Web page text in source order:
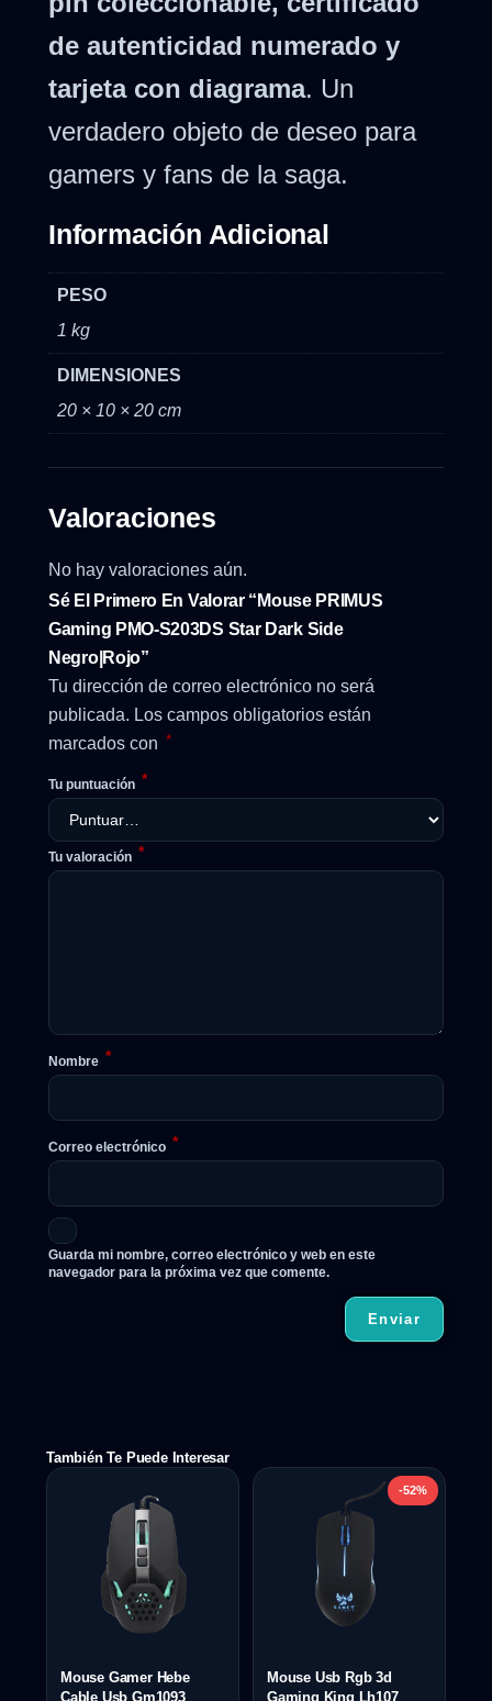
de autenticidad numerado y
tarjeta con diagrama. Un
verdadero objeto de deseo para
gamers y fans de la saga.
Información Adicional
PESO
1 kg
DIMENSIONES
20 × 10 × 20 cm
Valoraciones
No hay valoraciones aún.
Sé El Primero En Valorar “Mouse PRIMUS
Gaming PMO-S203DS Star Dark Side
Negro|Rojo”
Tu dirección de correo electrónico no será
publicada. Los campos obligatorios están
marcados con *
Tu puntuación *
Tu valoración *
Nombre *
Correo electrónico *
Guarda mi nombre, correo electrónico y web en este
navegador para la próxima vez que comente.
También Te Puede Interesar
Mouse Gamer Hebe
Cable Usb Gm1093
-52%
Mouse Usb Rgb 3d
Gaming King Lh107